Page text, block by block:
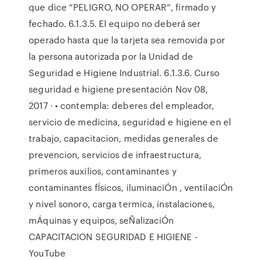
que dice “PELIGRO, NO OPERAR”, firmado y
fechado. 6.1.3.5. El equipo no deberá ser
operado hasta que la tarjeta sea removida por
la persona autorizada por la Unidad de
Seguridad e Higiene Industrial. 6.1.3.6. Curso
seguridad e higiene presentación Nov 08,
2017 · • contempla: deberes del empleador,
servicio de medicina, seguridad e higiene en el
trabajo, capacitacion, medidas generales de
prevencion, servicios de infraestructura,
primeros auxilios, contaminantes y
contaminantes fÍsicos, iluminaciÓn , ventilaciÓn
y nivel sonoro, carga termica, instalaciones,
mÁquinas y equipos, seÑalizaciÓn
CAPACITACION SEGURIDAD E HIGIENE -
YouTube